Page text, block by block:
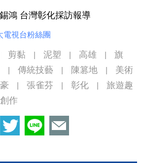
鴻 台灣彰化採訪報導
電視台粉絲團
剪黏 泥塑 高雄
旗
傳統技藝 陳篡地
美術
張雀芬 彰化
旅遊趣
作